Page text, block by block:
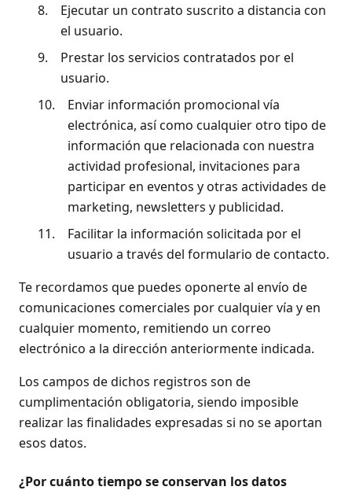
8.
Ejecutar un contrato suscrito a distancia con
el usuario.
9.
Prestar los servicios contratados por el
usuario.
10.
Enviar información promocional vía
electrónica, así como cualquier otro tipo de
información que relacionada con nuestra
actividad profesional, invitaciones para
participar en eventos y otras actividades de
marketing, newsletters y publicidad.
11.
Facilitar la información solicitada por el
usuario a través del formulario de contacto.
Te recordamos que puedes oponerte al envío de
comunicaciones comerciales por cualquier vía y en
cualquier momento, remitiendo un correo
electrónico a la dirección anteriormente indicada.
Los campos de dichos registros son de
cumplimentación obligatoria, siendo imposible
realizar las finalidades expresadas si no se aportan
esos datos.
¿Por cuánto tiempo se conservan los datos